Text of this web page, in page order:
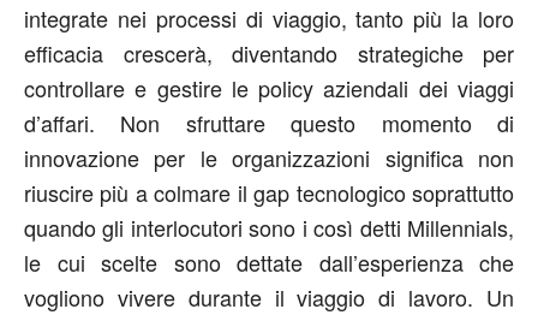
integrate nei processi di viaggio, tanto più la loro
efficacia crescerà, diventando strategiche per
controllare e gestire le policy aziendali dei viaggi
d’affari. Non sfruttare questo momento di
innovazione per le organizzazioni significa non
riuscire più a colmare il gap tecnologico soprattutto
quando gli interlocutori sono i così detti Millennials,
le cui scelte sono dettate dall’esperienza che
vogliono vivere durante il viaggio di lavoro. Un